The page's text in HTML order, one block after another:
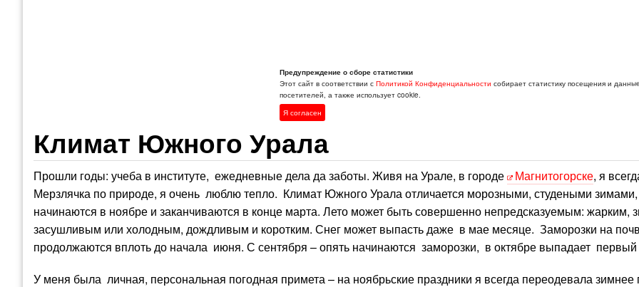
Климат Южного Урала
Прошли годы: учеба в институте, ежедневные дела да заботы. Живя на Урале, в городе Магнитогорске, я
Мерзлячка по природе, я очень люблю тепло. Климат Южного Урала отличается морозными, студеными
начинаются в ноябре и заканчиваются в конце марта. Лето может быть совершенно непредсказуемым: жарким,
засушливым или холодным, дождливым и коротким. Снег может выпасть даже в мае месяце. Заморозки на
продолжаются вплоть до начала июня. С сентября – опять начинаются заморозки, в октябре выпадает первый
У меня была личная, персональная погодная примета – на ноябрьские праздники я всегда переодевала зимнее
Предупреждение о сборе статистики
Этот сайт в соответствии с Политикой Конфиденциальности собирает статистику посещения и данные
посетителей, а также использует cookie.
Я согласен